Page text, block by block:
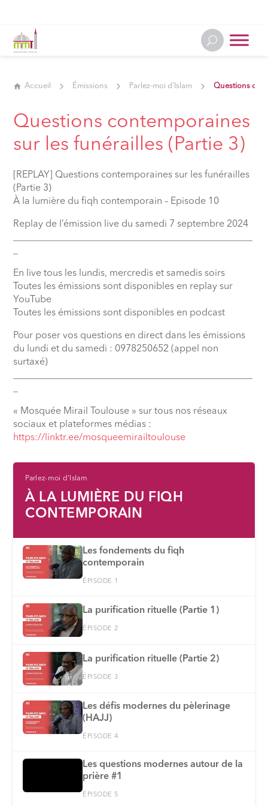
Accueil Émissions Parlez-moi d'Islam Questions
Questions contemporaines
sur les funérailles (Partie 3)
[REPLAY] Questions contemporaines sur les funérailles
(Partie 3)
À la lumière du fiqh contemporain – Episode 10
Replay de l’émission live du samedi 7 septembre 2024
En live tous les lundis, mercredis et samedis soirs
Toutes les émissions sont disponibles en replay sur
YouTube
Toutes les émissions sont disponibles en podcast
Pour poser vos questions en direct dans les émissions
du lundi et du samedi : 0978250652 (appel non
surtaxé)
« Mosquée Mirail Toulouse » sur tous nos réseaux
sociaux et plateformes médias :
⁠https://linktr.ee/mosqueemirailtoulouse
Parlez-moi d'Islam
À LA LUMIÈRE DU FIQH
CONTEMPORAIN
Les fondements du fiqh
contemporain
ÉPISODE 1
La purification rituelle (Partie 1)
ÉPISODE 2
La purification rituelle (Partie 2)
ÉPISODE 3
Les défis modernes du pèlerinage
(HAJJ)
ÉPISODE 4
Les questions modernes autour de la
prière #1
ÉPISODE 5